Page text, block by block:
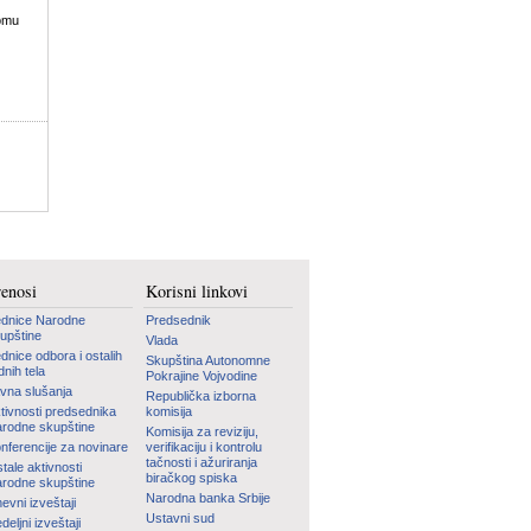
Narodne
odbora i ostalih
tela
slušanja
predsednika
skupštine
za novinare
aktivnosti
skupštine
izveštaji
izveštaji
Korisni linkovi
Predsednik
Vlada
Skupština Autonomne
Pokrajine Vojvodine
Republička izborna
komisija
Komisija za reviziju,
verifikaciju i kontrolu
tačnosti i ažuriranja
biračkog spiska
Narodna banka Srbije
Ustavni sud